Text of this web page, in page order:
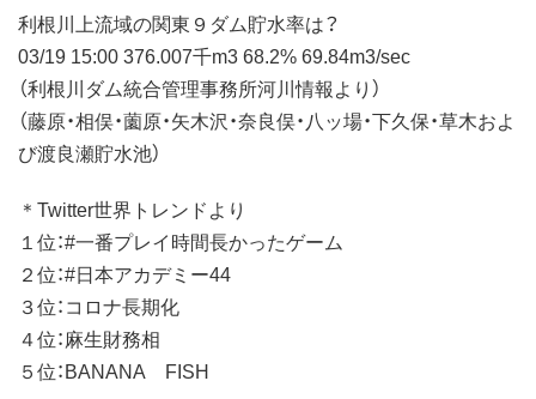
利根川上流域の関東９ダム貯水率は？
03/19 15:00 376.007千m3 68.2% 69.84m3/sec
（利根川ダム統合管理事務所河川情報より）
（藤原・相俣・薗原・矢木沢・奈良俣・八ッ場・下久保・草木およ
び渡良瀬貯水池）
＊Twitter世界トレンドより
１位：#一番プレイ時間長かったゲーム
２位：#日本アカデミー44
３位：コロナ長期化
４位：麻生財務相
５位：BANANA FISH